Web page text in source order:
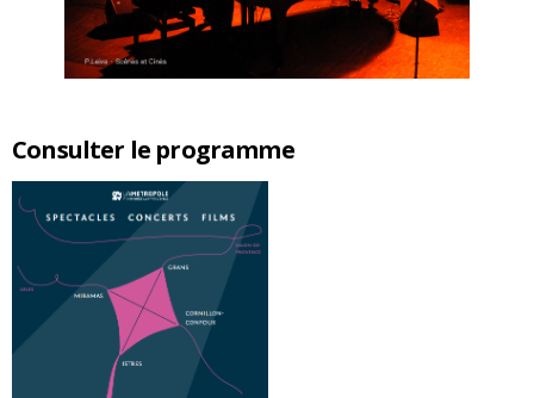
Consulter le programme